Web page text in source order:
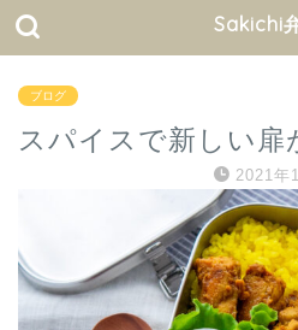
Sakichi
ブログ
スパイスで新しい扉
2021年